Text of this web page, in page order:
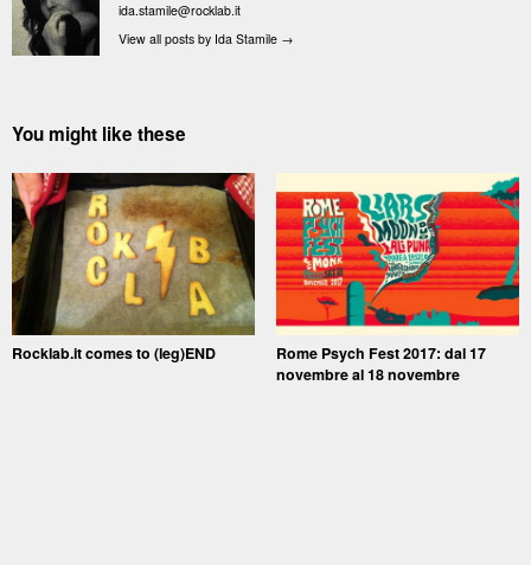
ida.stamile@rocklab.it
View all posts by Ida Stamile →
You might like these
Rocklab.it comes to (leg)END
Rome Psych Fest 2017: dal 17
novembre al 18 novembre